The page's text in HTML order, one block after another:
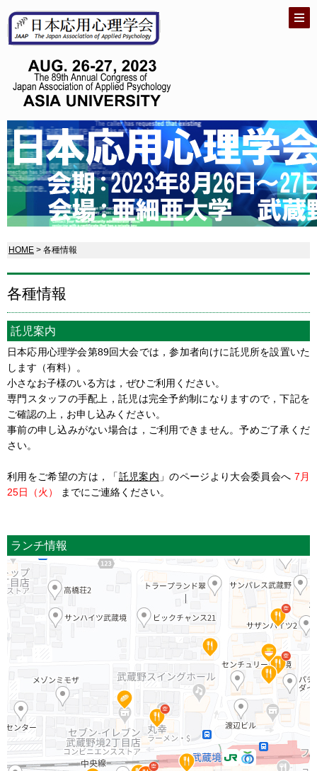
HOME > 各種情報
各種情報
託児案内
日本応用心理学会第89回大会では，参加者向けに託児所を設置いた
します（有料）。
小さなお子様のいる方は，ぜひご利用ください。
専門スタッフの手配上，託児は完全予約制になりますので，下記を
ご確認の上，お申し込みください。
事前の申し込みがない場合は，ご利用できません。予めご了承くだ
さい。
利用をご希望の方は，「託児案内 」のページより大会委員会へ 7月
25日（火）
までにご連絡ください。
ランチ情報